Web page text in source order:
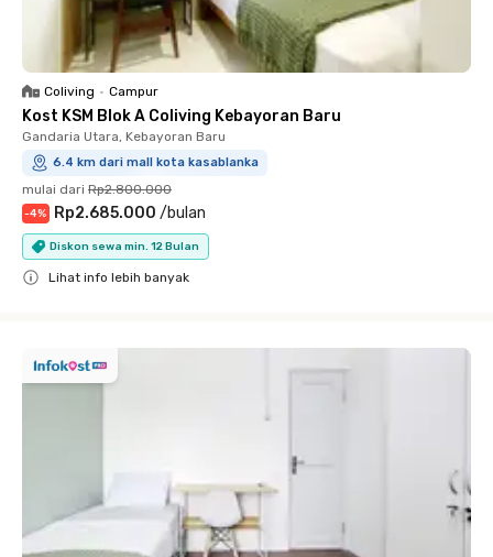
Coliving • Campur
Kost KSM Blok A Coliving Kebayoran Baru
Gandaria Utara, Kebayoran Baru
6.4 km dari mall kota kasablanka
mulai dari Rp2.800.000
-4% Rp2.685.000 /bulan
Diskon sewa min. 12 Bulan
Lihat info lebih banyak